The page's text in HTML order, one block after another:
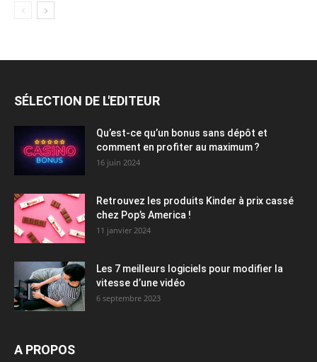
SÉLECTION DE L'EDITEUR
Qu’est-ce qu’un bonus sans dépôt et
comment en profiter au maximum ?
16 juin 2024
Retrouvez les produits Kinder à prix cassé
chez Pop’s America !
11 janvier 2024
Les 7 meilleurs logiciels pour modifier la
vitesse d’une vidéo
6 septembre 2023
A PROPOS